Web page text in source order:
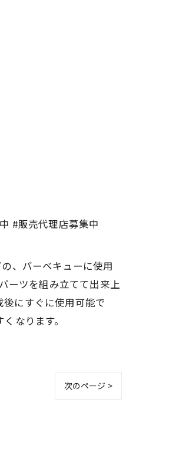
#販売代理店募集中
、バーベキューに使用
ーツを組み立てて出来上
にすぐに使用可能で
なります。
次のページ >